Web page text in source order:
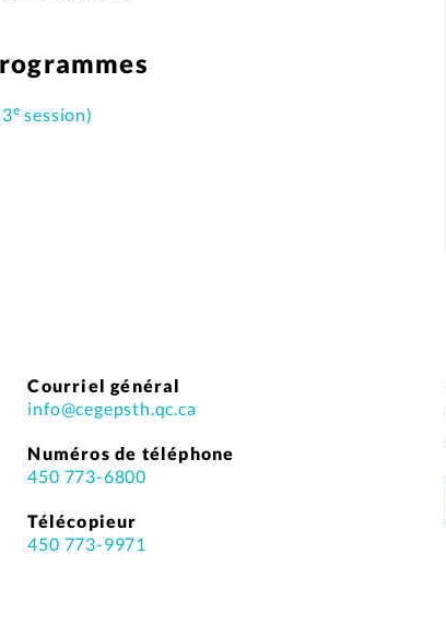
e session)
Courriel général
info@cegepsth.qc.ca
Numéros de téléphone
450 773-6800
Télécopieur
450 773-9971